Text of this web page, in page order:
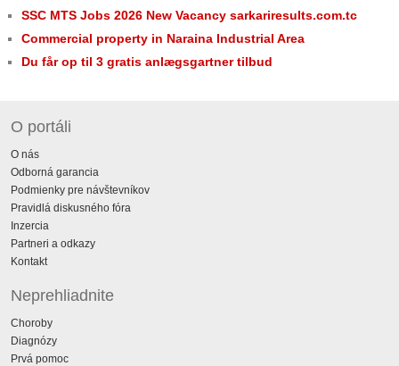
SSC MTS Jobs 2026 New Vacancy sarkariresults.com.tc
Commercial property in Naraina Industrial Area
Du får op til 3 gratis anlægsgartner tilbud
O portáli
O nás
Odborná garancia
Podmienky pre návštevníkov
Pravidlá diskusného fóra
Inzercia
Partneri a odkazy
Kontakt
Neprehliadnite
Choroby
Diagnózy
Prvá pomoc